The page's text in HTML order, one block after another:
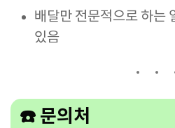
배달만 전문적으로 하는
있음
☎️ 문의처